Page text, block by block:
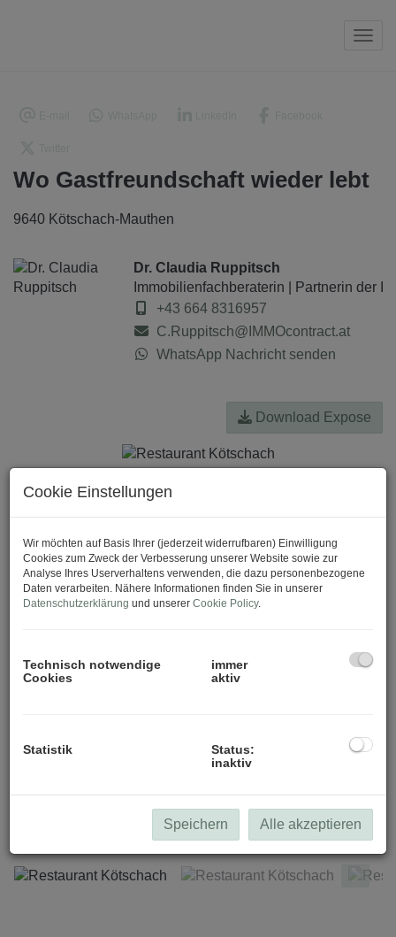
Wo Gastfreundschaft wieder lebt
9640 Kötschach-Mauthen
Dr. Claudia Ruppitsch
Immobilienfachberaterin | Partnerin der
+43 664 8316957
C.Ruppitsch@IMMOcontract.at
WhatsApp Nachricht senden
Download Expose
Restaurant Kötschach
Cookie Einstellungen
Wir möchten auf Basis Ihrer (jederzeit widerrufbaren) Einwilligung
Cookies zum Zweck der Verbesserung unserer Website sowie zur
Analyse Ihres Userverhaltens verwenden, die dazu personenbezogene
Daten verarbeiten. Nähere Informationen finden Sie in unserer
Datenschutzerklärung und unserer Cookie Policy.
Technisch notwendige
Cookies
immer
aktiv
Statistik
Status:
inaktiv
Speichern Alle akzeptieren